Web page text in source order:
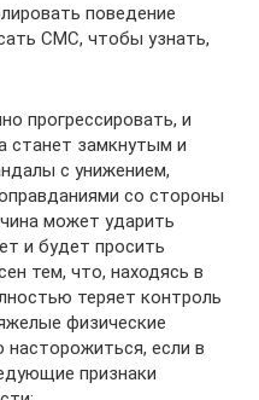
поведение
СМС, чтобы узнать,
прогрессировать, и
станет замкнутым и
с унижением,
со стороны
может ударить
и будет просить
тем, что, находясь в
теряет контроль
физические
если в
признаки